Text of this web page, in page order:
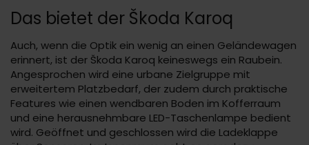
Das bietet der Škoda Karoq
Auch, wenn die Optik ein wenig an einen Geländewagen
erinnert, ist der Škoda Karoq keineswegs ein Raubein.
Angesprochen wird eine urbane Zielgruppe mit
erweitertem Platzbedarf, der zudem durch praktische
Features wie einen wendbaren Boden im Kofferraum
und eine herausnehmbare LED-Taschenlampe bedient
wird. Geöffnet und geschlossen wird die Ladeklappe